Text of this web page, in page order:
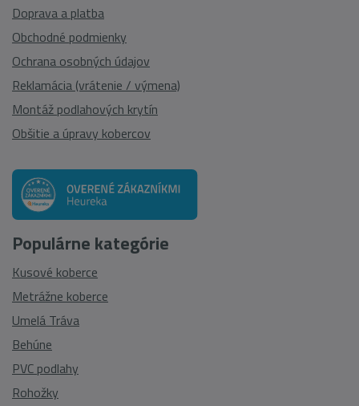
Doprava a platba
Obchodné podmienky
Ochrana osobných údajov
Reklamácia (vrátenie / výmena)
Montáž podlahových krytín
Obšitie a úpravy kobercov
Populárne kategórie
Kusové koberce
Metrážne koberce
Umelá Tráva
Behúne
PVC podlahy
Rohožky